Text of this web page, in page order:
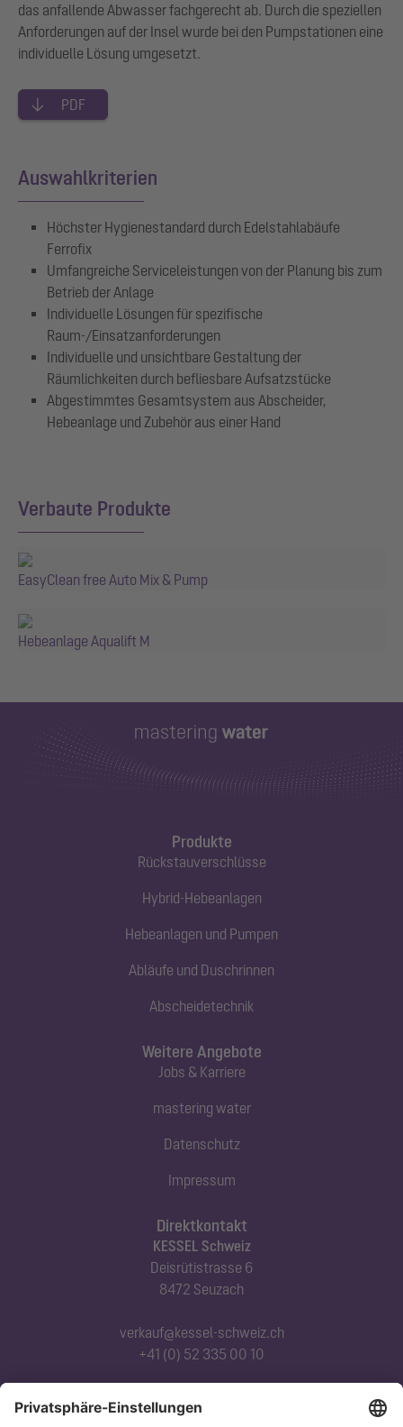
das anfallende Abwasser fachgerecht ab. Durch die speziellen
Anforderungen auf der Insel wurde bei den Pumpstationen eine
individuelle Lösung umgesetzt.
PDF
Auswahlkriterien
Höchster Hygienestandard durch Edelstahlabäufe
Ferrofix
Umfangreiche Serviceleistungen von der Planung bis zum
Betrieb der Anlage
Individuelle Lösungen für spezifische
Raum-/Einsatzanforderungen
Individuelle und unsichtbare Gestaltung der
Räumlichkeiten durch befliesbare Aufsatzstücke
Abgestimmtes Gesamtsystem aus Abscheider,
Hebeanlage und Zubehör aus einer Hand
Verbaute Produkte
EasyClean free Auto Mix & Pump
Hebeanlage Aqualift M
Produkte
Rückstauverschlüsse
Hybrid-Hebeanlagen
Hebeanlagen und Pumpen
Abläufe und Duschrinnen
Abscheidetechnik
Direktkontakt
KESSEL Schweiz
Deisrütistrasse 6
8472 Seuzach
verkauf@kessel-schweiz.ch
+41 (0) 52 335 00 10
Abonnieren Sie unseren Newsletter
Weitere Angebote
Jobs & Karriere
mastering water
Datenschutz
Impressum